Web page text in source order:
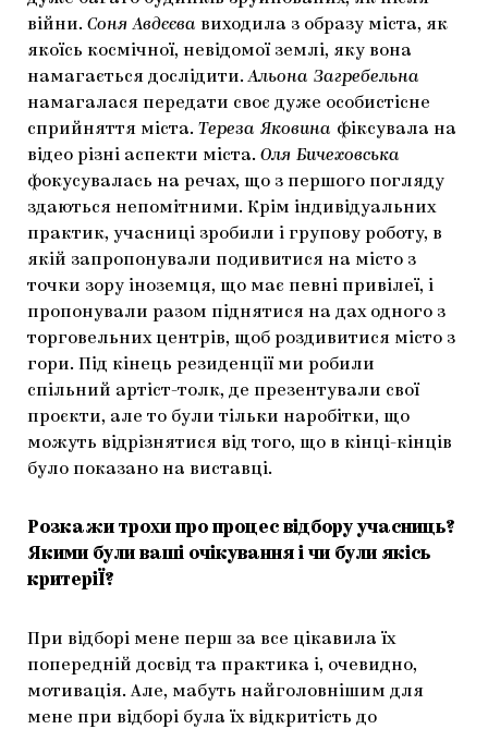
війни. Соня Авдєєва виходила з образу міста, як
якоїсь космічної, невідомої землі, яку вона
намагається дослідити.Альона Загребельна
намагалася передати своє дуже особистісне
сприйняття міста. Тереза Яковина фіксувала на
відео різні аспекти міста. Оля Бичеховська
фокусувалась на речах, що з першого погляду
здаються непомітними. Крім індивідуальних
практик, учасниці зробили і групову роботу, в
якій запропонували подивитися на місто з
точки зору іноземця, що має певні привілеї, і
пропонували разом піднятися на дах одного з
торговельних центрів, щоб роздивитися місто з
гори. Під кінець резиденції ми робили
спільний артіст-толк, де презентували свої
проєкти, але то були тільки наробітки, що
можуть відрізнятися від того, що в кінці-кінців
було показано на виставці.
Розкажи трохи про процес відбору учасниць?
Якими були ваші очікування і чи були якісь
критеріЇ?
При відборі мене перш за все цікавила їх
попередній досвід та практика і, очевидно,
мотивація. Але, мабуть найголовнішим для
мене при відборі була їх відкритість до